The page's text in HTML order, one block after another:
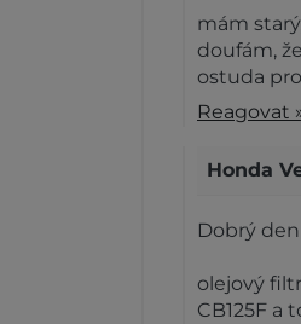
mám
doufám,
ostuda
Reagovat
Honda
Dobrý
olejový
CB125F a